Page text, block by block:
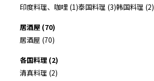
印度料理、咖哩 (1)泰国料理 (3)韩国料理 (2)
居酒屋 (70)
居酒屋 (70)
各国料理 (2)
清真料理 (2)